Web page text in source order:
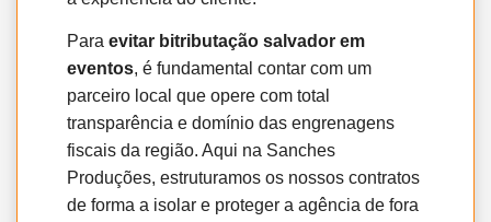
Para evitar bitributação salvador em
eventos, é fundamental contar com um
parceiro local que opere com total
transparência e domínio das engrenagens
fiscais da região. Aqui na Sanches
Produções, estruturamos os nossos contratos
de forma a isolar e proteger a agência de fora